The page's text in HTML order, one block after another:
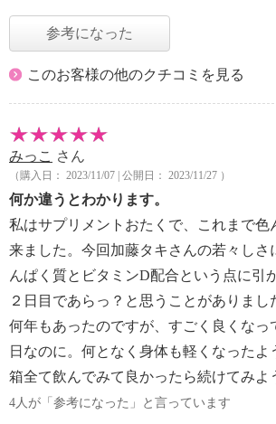
参考になった
このお客様の他のクチコミを見る
みっこ さん
（購入日： 2023/11/07 | 公開日： 2023/11/27 ）
何か違うとわかります。
私はサプリメントおたくで、これまで色
来ました。今回加藤タキさんの若々しさ
んぱく質とビタミンD配合という点に引
２日目であらっ？と思うことがありまし
何年もあったのですが、すごく良くなっ
日なのに。何となく身体も軽くなったよ
箱全て飲んでみて良かったら続けてみよ
4人が「参考になった」と言っています